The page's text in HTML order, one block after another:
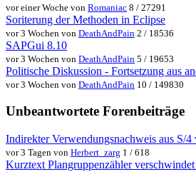
vor einer Woche von Romaniac 8 / 27291
Soriterung der Methoden in Eclipse
vor 3 Wochen von DeathAndPain 2 / 18536
SAPGui 8.10
vor 3 Wochen von DeathAndPain 5 / 19653
Politische Diskussion - Fortsetzung aus
vor 3 Wochen von DeathAndPain 10 / 149830
Unbeantwortete Forenbeiträge
Indirekter Verwendungsnachweis aus S/4
vor 3 Tagen von Herbert_zarg 1 / 618
Kurztext Plangruppenzähler